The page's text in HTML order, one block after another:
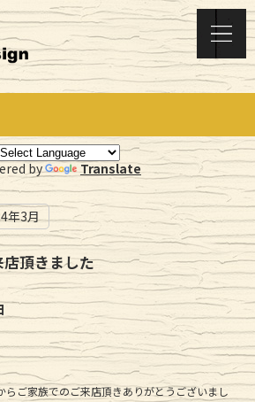
by Translate
年3月
頂きました
らご家族でのご来店頂きありがとうございまし